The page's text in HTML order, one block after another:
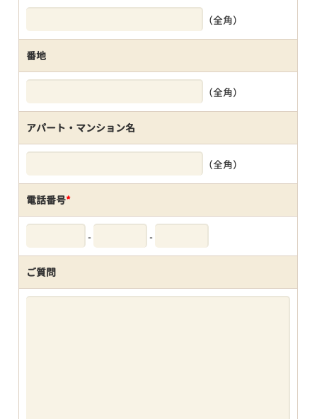
（全角）
番地
（全角）
アパート・マンション名
（全角）
電話番号*
- -
ご質問